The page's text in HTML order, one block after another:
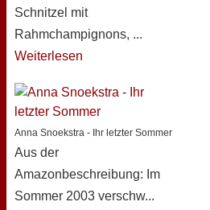
Schnitzel mit
Rahmchampignons, ...
Weiterlesen
Anna Snoekstra - Ihr letzter Sommer
Aus der
Amazonbeschreibung: Im
Sommer 2003 verschw...